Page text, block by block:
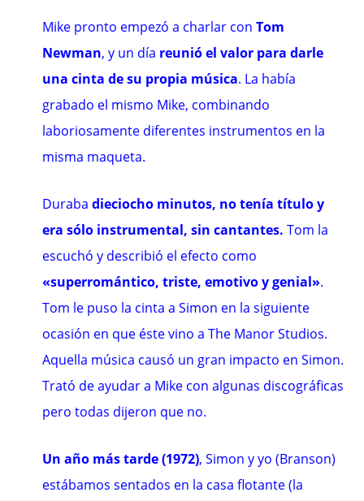
Mike pronto empezó a charlar conTom
Newman, y un día reunió el valor para darle
una cinta de su propia música. La había
grabado el mismo Mike, combinando
laboriosamente diferentes instrumentos en la
misma maqueta.
Durabadieciocho minutos, no tenía título y
era sólo instrumental, sin cantantes. Tom la
escuchó y describió el efecto como
«superromántico, triste, emotivo y genial».
Tom le puso la cinta a Simon en la siguiente
ocasión en que éste vino a The Manor Studios.
Aquella música causó un gran impacto en Simon.
Trató de ayudar a Mike con algunas discográficas
pero todas dijeron que no.
Un año más tarde (1972), Simon y yo (Branson)
estábamos sentados en la casa flotante (la